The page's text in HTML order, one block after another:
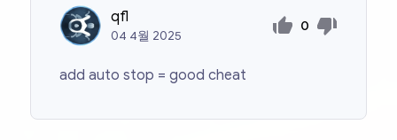
qfl
04 4월 2025
0
add auto stop = good cheat